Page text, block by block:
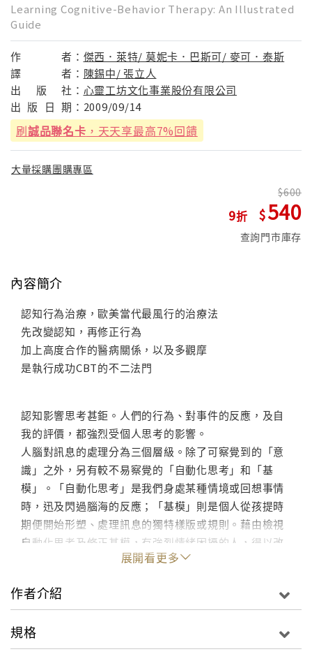
Learning Cognitive-Behavior Therapy: An Illustrated
Guide
作 者： 傑西．萊特/ 莫妮卡．巴斯可/ 麥可．泰斯
譯
者： 陳錫中/ 張立人
出
版 社： 心靈工坊文化事業股份有限公司
出 版 日 期： 2009/09/14
刷誠品聯名卡 ，天天享最高7%回饋
大量採購團購專區
9
600
540
查詢門市庫存
內容簡介
認知行為治療，歐美當代最風行的治療法
先改變認知，再修正行為
加上高度合作的醫病關係，以及多觀摩
是執行成功CBT的不二法門
認知影響思考甚鉅。人們的行為、對事件的反應，及自
我的評價，都強烈受個人思考的影響。
人腦對訊息的處理分為三個層級。除了可察覺到的「意
識」之外，另有較不易察覺的「自動化思考」和「基
模」。「自動化思考」是我們身處某種情境或回想事情
時，迅及閃過腦海的反應；「基模」則是個人從孩提時
期便開始形塑、處理訊息的獨特樣版或規則。藉由檢視
自動化思考及修正基模，有強烈情緒困擾的人，得以改
變認知及思考方式，再配合放鬆訓練或暴露療法等輔助
認知行為治療（CBT）是目前歐美治療精神疾患最廣為
展開看更多
作者介紹
規格